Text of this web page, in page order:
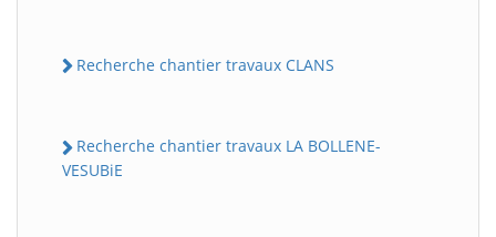
Recherche chantier travaux CLANS
Recherche chantier travaux LA BOLLENE-
VESUBiE